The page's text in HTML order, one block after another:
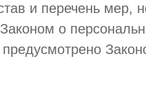
и перечень
о